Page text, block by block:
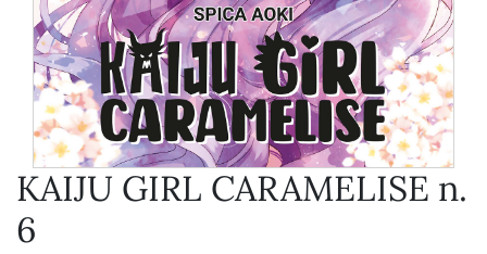
KAIJU GIRL CARAMELISE n.
6